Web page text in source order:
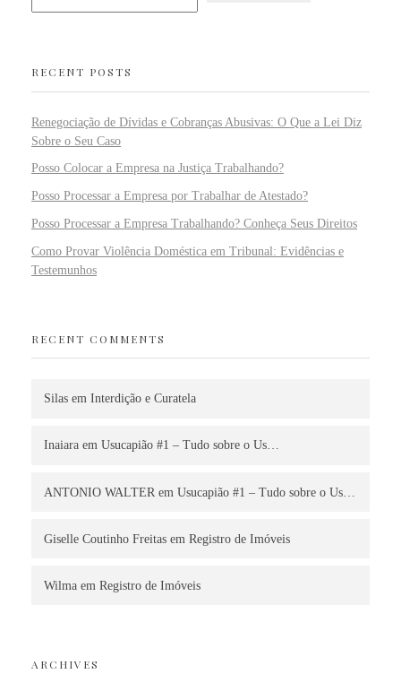
RECENT POSTS
Renegociação de Dívidas e Cobranças Abusivas: O Que a Lei Diz
Sobre o Seu Caso
Posso Colocar a Empresa na Justiça Trabalhando?
Posso Processar a Empresa por Trabalhar de Atestado?
Posso Processar a Empresa Trabalhando? Conheça Seus Direitos
Como Provar Violência Doméstica em Tribunal: Evidências e
Testemunhos
RECENT COMMENTS
Silas em Interdição e Curatela
Inaiara em Usucapião #1 – Tudo sobre o Us…
ANTONIO WALTER em Usucapião #1 – Tudo sobre o Us…
Giselle Coutinho Freitas em Registro de Imóveis
Wilma em Registro de Imóveis
ARCHIVES